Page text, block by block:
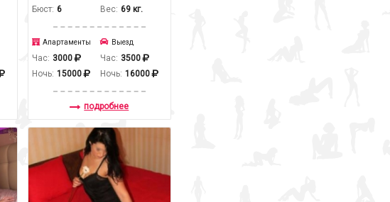
Бюст: 6
Вес: 69 кг.
Апартаменты
Час: 3000
Ночь: 15000
Выезд
Час: 3500
Ночь: 16000
подробнее